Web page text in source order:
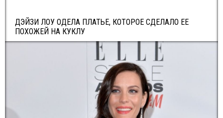
ДЭЙЗИ ЛОУ ОДЕЛА ПЛАТЬЕ, КОТОРОЕ СДЕЛАЛО ЕЕ
ПОХОЖЕЙ НА КУКЛУ